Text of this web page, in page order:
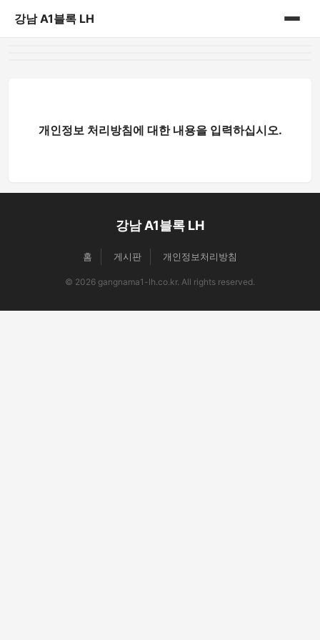
강남 A1블록 LH
개인정보 처리방침에 대한 내용을 입력하십시오.
강남 A1블록 LH
홈 게시판 개인정보처리방침
© 2026 gangnama1-lh.co.kr. All rights reserved.